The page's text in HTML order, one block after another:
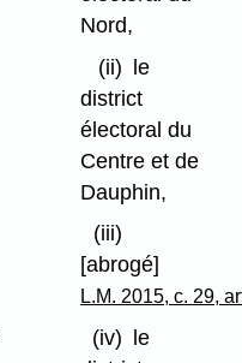
Nord,
(ii) le
district
électoral du
Centre et de
Dauphin,
(iii)
[abrogé]
L.M. 2015, c. 29,
(iv)
le